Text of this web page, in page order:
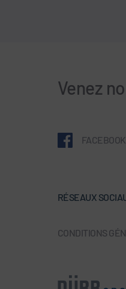
Venez
FACEBOOK
RÉSEAUX
CONDITIONS